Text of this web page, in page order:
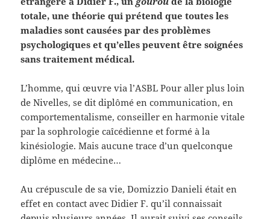
totale, une théorie qui prétend que toutes les
maladies sont causées par des problèmes
psychologiques et qu’elles peuvent être soignées
sans traitement médical.
L’homme, qui œuvre via l’ASBL Pour aller plus loin
de Nivelles, se dit diplômé en communication, en
comportementalisme, conseiller en harmonie vitale
par la sophrologie caîcédienne et formé à la
kinésiologie. Mais aucune trace d’un quelconque
diplôme en médecine…
Au crépuscule de sa vie, Domizzio Danieli était en
effet en contact avec Didier F. qu’il connaissait